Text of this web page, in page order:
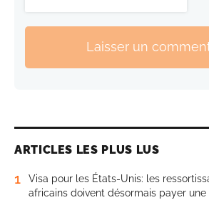
Laisser un
ARTICLES LES PLUS LUS
1
Visa pour les États-Unis: les
africains doivent désormais payer